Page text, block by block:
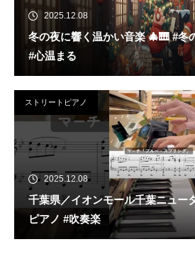
2025.12.08
冬の夜に響く温かい音楽 🎄🎹 #冬
#心温まる
ストリートピアノ
2025.12.08
千葉県／イオンモール千葉ニュー
ピアノ #吹奏楽